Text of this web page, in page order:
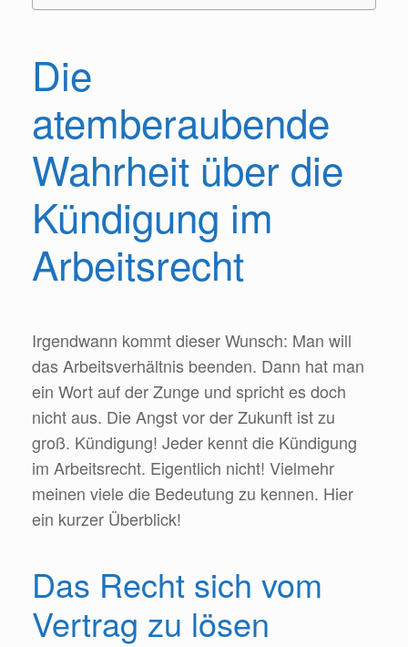
Die
atemberaubende
Wahrheit über die
Kündigung im
Arbeitsrecht
Irgendwann kommt dieser Wunsch: Man will
das Arbeitsverhältnis beenden. Dann hat man
ein Wort auf der Zunge und spricht es doch
nicht aus. Die Angst vor der Zukunft ist zu
groß. Kündigung! Jeder kennt die Kündigung
im Arbeitsrecht. Eigentlich nicht! Vielmehr
meinen viele die Bedeutung zu kennen. Hier
ein kurzer Überblick!
Das Recht sich vom
Vertrag zu lösen